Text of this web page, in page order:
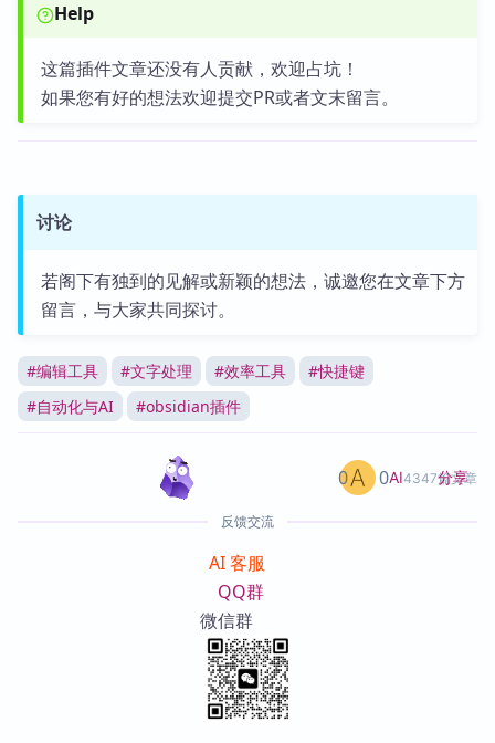
Help
这篇插件文章还没有人贡献，欢迎占坑！
如果您有好的想法欢迎提交PR或者文末留言。
讨论
若阁下有独到的见解或新颖的想法，诚邀您在文章下方
留言，与大家共同探讨。
#编辑工具 #文字处理 #效率工具 #快捷键
#自动化与AI #obsidian插件
AI4347篇文章
0 0 分享
反馈交流
AI 客服
QQ群
微信群